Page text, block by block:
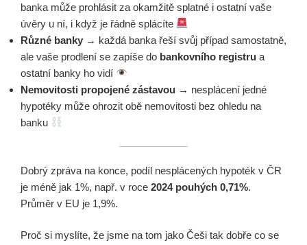
banka může prohlásit za okamžitě splatné i ostatní vaše
úvěry u ní, i když je řádně splácíte
Různé banky → každá banka řeší svůj případ samostatně,
ale vaše prodlení se zapíše do bankovního registru a
ostatní banky ho vidí
Nemovitosti propojené zástavou → nesplácení jedné
hypotéky může ohrozit obě nemovitosti bez ohledu na
banku
Dobrý zpráva na konce, podíl nesplácených hypoték v ČR
je méně jak 1%, např. v roce 2024 pouhých 0,71%.
Průměr v EU je 1,9%.
Proč si myslíte, že jsme na tom jako Češi tak dobře co se